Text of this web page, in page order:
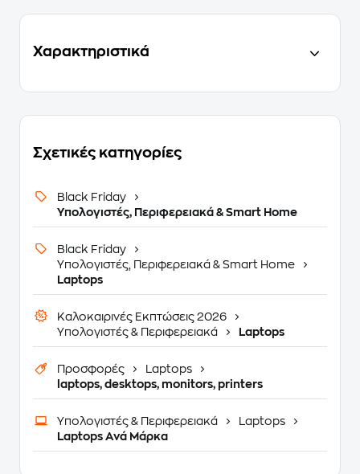
Χαρακτηριστικά
Σχετικές κατηγορίες
Black Friday
Υπολογιστές, Περιφερειακά & Smart Home
Black Friday
Υπολογιστές, Περιφερειακά & Smart Home
Laptops
Καλοκαιρινές Εκπτώσεις 2026
Υπολογιστές & Περιφερειακά
Laptops
Προσφορές
Laptops
laptops, desktops, monitors, printers
Υπολογιστές & Περιφερειακά
Laptops
Laptops Ανά Μάρκα